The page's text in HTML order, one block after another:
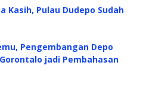
Kasih, Pulau Dudepo Sudah
Pengembangan Depo
jadi Pembahasan